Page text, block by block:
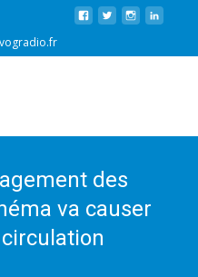
des
va causer